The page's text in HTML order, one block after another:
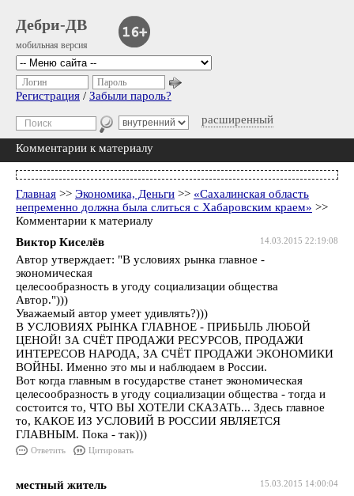
Дебри-ДВ
мобильная версия
расширенный
Логин Пароль
Регистрация / Забыли пароль?
Комментарии к материалу
Главная >> Экономика, Деньги >> «Сахалинская область
непременно должна была слиться с Хабаровским краем» >>
Комментарии к материалу
14.03.2015 22:19:08
Виктор Киселёв
Автор утверждает: "В условиях рынка главное -
экономическая
целесообразность в угоду социализации общества
Автор.")))
Уважаемый автор умеет удивлять?)))
В УСЛОВИЯХ РЫНКА ГЛАВНОЕ - ПРИБЫЛЬ ЛЮБОЙ
ЦЕНОЙ! ЗА СЧЁТ ПРОДАЖИ РЕСУРСОВ, ПРОДАЖИ
ИНТЕРЕСОВ НАРОДА, ЗА СЧЁТ ПРОДАЖИ ЭКОНОМИКИ
ВОЙНЫ. Именно это мы и наблюдаем в России.
Вот когда главным в государстве станет экономическая
целесообразность в угоду социализации общества - тогда и
состоится то, ЧТО ВЫ ХОТЕЛИ СКАЗАТЬ... Здесь главное
то, КАКОЕ ИЗ УСЛОВИЙ В РОССИИ ЯВЛЯЕТСЯ
ГЛАВНЫМ. Пока - так)))
Ответить Цитировать
15.03.2015 14:00:04
местный житель